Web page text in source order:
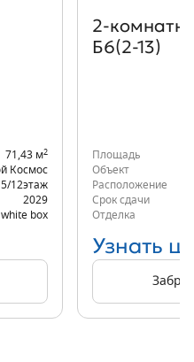
71,43 м2
Космос
5/12этаж
2029
white box
Б6(2-13)
Площадь
Объект
Расположение
Срок сдачи
Отделка
Узнать